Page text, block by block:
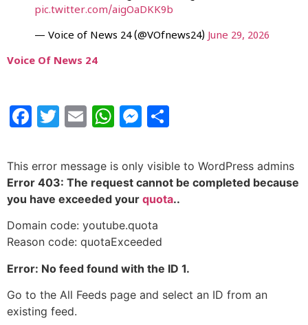
pic.twitter.com/aigOaDKK9b
— Voice of News 24 (@VOfnews24) June 29, 2026
Voice Of News 24
Facebook
Twitter
EmailWhatsApp
Messenger
This error message is only visible to WordPress admins
Error 403: The request cannot be completed because
you have exceeded your quota..
Domain code: youtube.quota
Reason code: quotaExceeded
Error: No feed found with the ID 1.
Go to the All Feeds page and select an ID from an
existing feed.